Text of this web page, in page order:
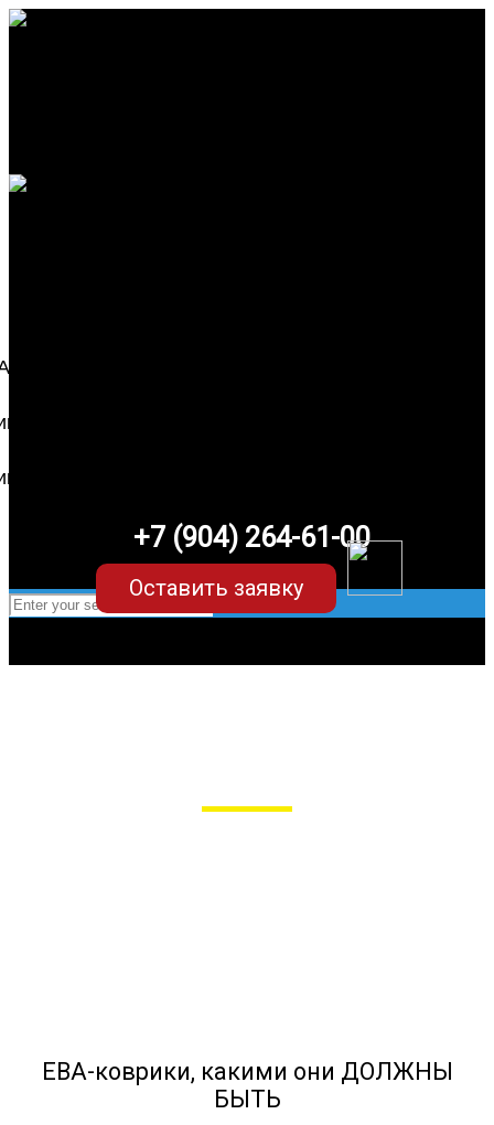
+7 (904) 264-61-00
Оставить заявку
ЕВА-коврики, какими они ДОЛЖНЫ
БЫТЬ